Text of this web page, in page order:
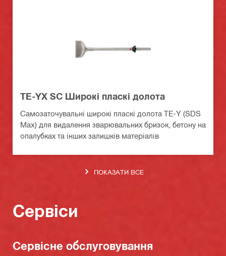
TE-YX SC Широкі пласкі долота
Самозаточувальні широкі пласкі долота TE-Y (SDS
Max) для видалення зварювальних бризок, бетону на
опалубках та інших залишків матеріалів
ПОКАЗАТИ ВСЕ
Сервіси
Сервісне обслуговування